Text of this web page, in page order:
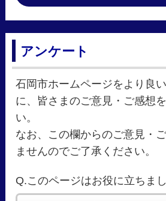
アンケート
石岡市ホームページをより良
に、皆さまのご意見・ご感想
い。
なお、この欄からのご意見・
ませんのでご了承ください。
Q.このページはお役に立ちま